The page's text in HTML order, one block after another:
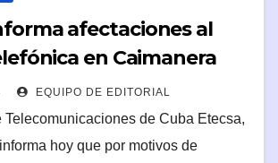
afectaciones al
en Caimanera
EQUIPO DE EDITORIAL
Telecomunicaciones de Cuba Etecsa,
hoy que por motivos de